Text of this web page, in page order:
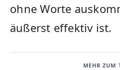
⁢ohne Worte
äußerst effektiv ist.
MEHR ZUM